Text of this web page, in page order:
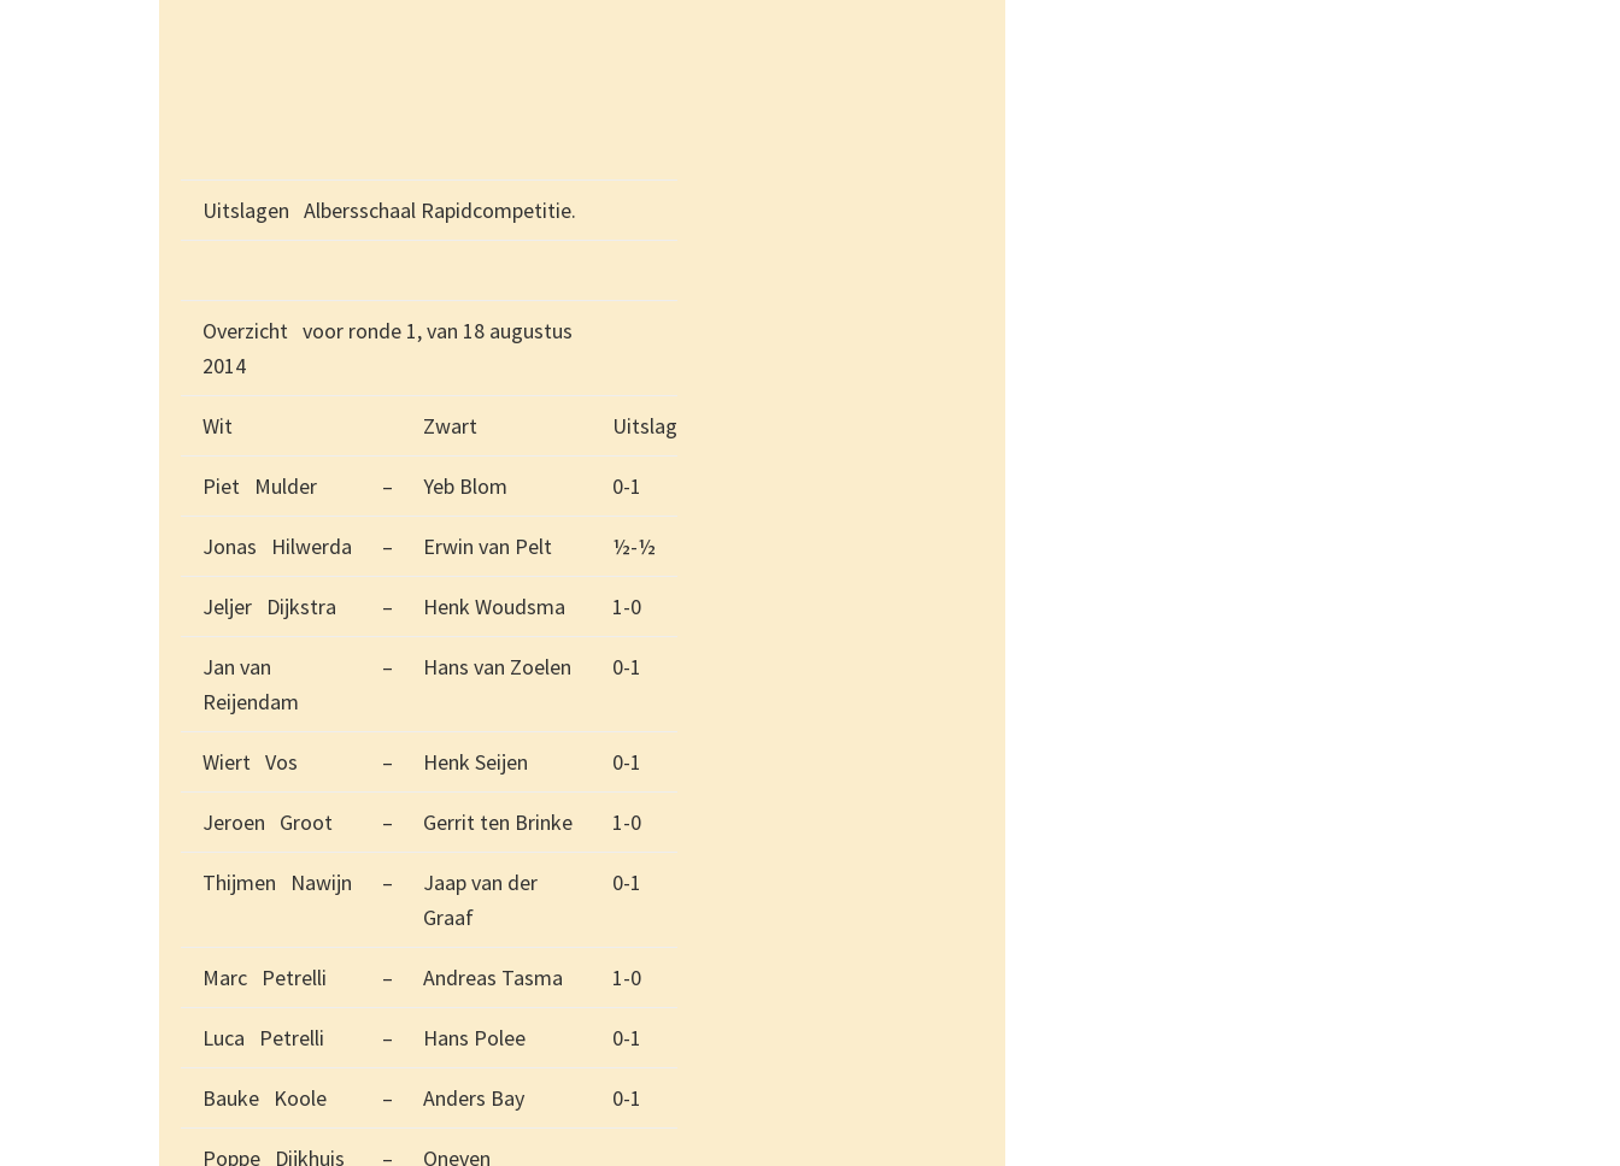
Uitslagen Albersschaal Rapidcompetitie.
Overzicht voor ronde 1, van 18 augustus
2014
Wit Zwart Uitslag
Piet Mulder – Yeb Blom 0-1
Jonas Hilwerda – Erwin van Pelt ½-½
Jeljer Dijkstra – Henk Woudsma 1-0
Jan van
Reijendam
– Hans van Zoelen 0-1
Wiert Vos – Henk Seijen 0-1
Jeroen Groot – Gerrit ten Brinke 1-0
Thijmen Nawijn –
Jaap van der
Graaf
0-1
Marc Petrelli – Andreas Tasma 1-0
Luca Petrelli – Hans Polee 0-1
Bauke Koole – Anders Bay 0-1
Poppe Dijkhuis – Oneven